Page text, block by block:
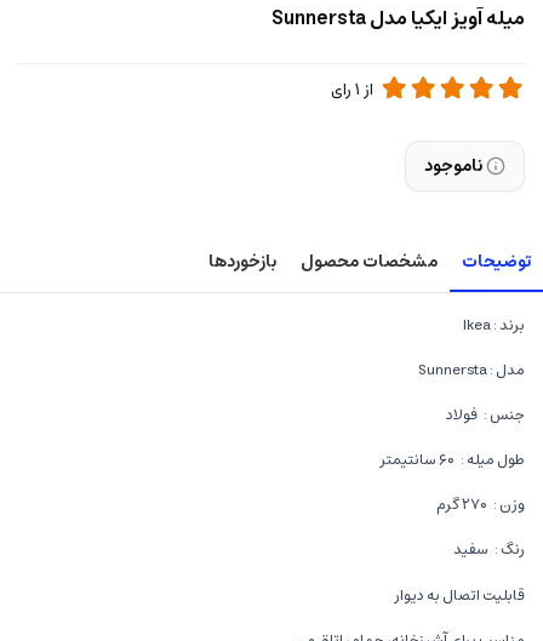
میله آویز ایکیا مدل Sunnersta
از 1رای
ناموجود
توضیحات مشخصات محصول بازخوردها
برند : Ikea
مدل : Sunnersta
جنس : فولاد
طول میله : ۶۰ سانتیمتر
وزن : ۲۷۰ گرم
رنگ : سفید
قابلیت اتصال به دیوار